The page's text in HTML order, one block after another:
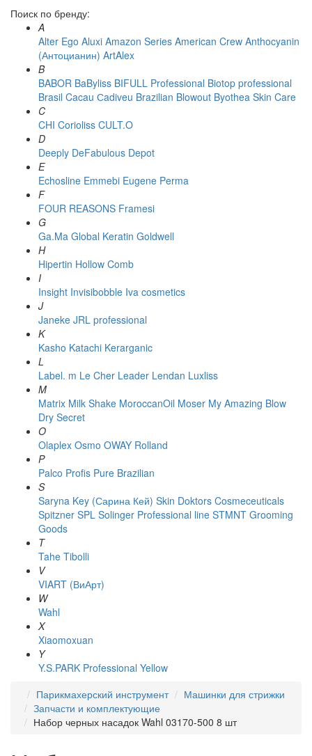
Поиск по бренду:
A
Alter Ego Aluxi Amazon Series American Crew Anthocyanin
(Антоцианин) ArtAlex
B
BABOR BaByliss BIFULL Professional Biotop professional
Brasil Cacau Сadiveu Brazilian Blowout Byothea Skin Care
C
CHI Corioliss CULT.O
D
Deeply DeFabulous Depot
E
Echosline Emmebi Eugene Perma
F
FOUR REASONS Framesi
G
Ga.Ma Global Keratin Goldwell
H
Hipertin Hollow Comb
I
Insight Invisibobble Iva cosmetics
J
Janeke JRL professional
K
Kasho Katachi Kerarganic
L
Label. m Le Cher Leader Lendan Luxliss
M
Matrix Milk Shake MoroccanOil Moser My Amazing Blow
Dry Secret
O
Olaplex Osmo OWAY Rolland
P
Palco Profis Pure Brazilian
S
Saryna Key (Сарина Кей) Skin Doktors Cosmeceuticals
Spitzner SPL Solinger Professional line STMNT Grooming
Goods
T
Tahe Tibolli
V
VIART (ВиАрт)
W
Wahl
X
Xiaomoxuan
Y
Y.S.PARK Professional Yellow
Парикмахерский инструмент
Машинки для стрижки
Запчасти и комплектующие
Набор черных насадок Wahl 03170-500 8 шт